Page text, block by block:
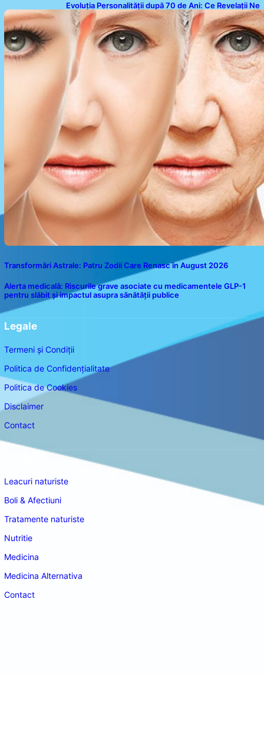
Evoluția Personalității după 70 de Ani: Ce Revelații Ne
Oferă Studiile Psihologice
Transformări Astrale: Patru Zodii Care Renasc în August 2026
Alerta medicală: Riscurile grave asociate cu medicamentele GLP-1
pentru slăbit și impactul asupra sănătății publice
Legale
Termeni și Condiții
Politica de Confidențialitate
Politica de Cookies
Disclaimer
Contact
Leacuri naturiste
Boli & Afectiuni
Tratamente naturiste
Nutritie
Medicina
Medicina Alternativa
Contact